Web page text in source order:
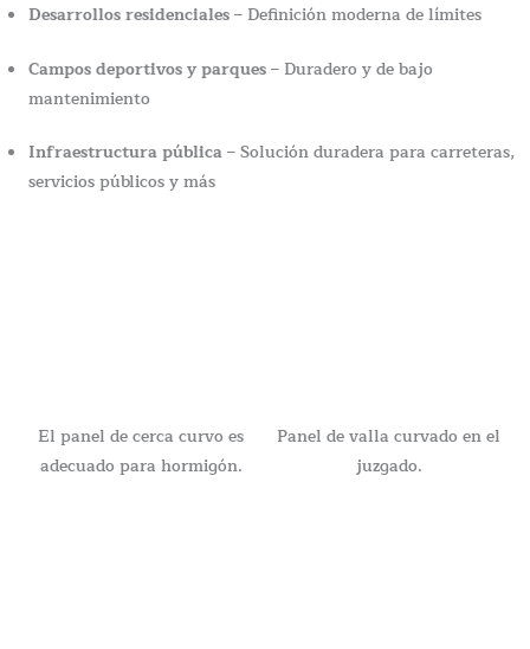
Desarrollos residenciales– Definición moderna de límites
Campos deportivos y parques– Duradero y de bajo
mantenimiento
Infraestructura pública– Solución duradera para carreteras,
servicios públicos y más
El panel de cerca curvo es
adecuado para hormigón.
Panel de valla curvado en el
juzgado.